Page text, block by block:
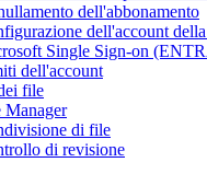
dell'abbonamento
dell'account
Single Sign-on
dell'account
file
Manager
di file
di revisione